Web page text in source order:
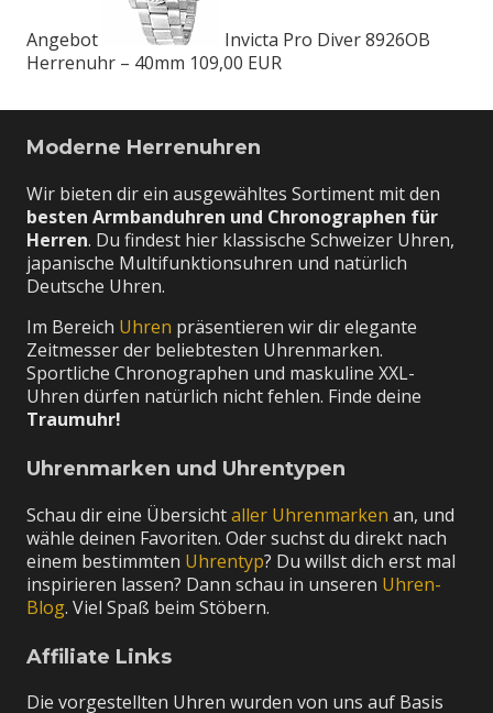
Angebot
Invicta Pro Diver 8926OB
Herrenuhr – 40mm 109,00 EUR
Moderne Herrenuhren
Wir bieten dir ein ausgewähltes Sortiment mit den
besten Armbanduhren und Chronographen für
Herren. Du findest hier klassische Schweizer Uhren,
japanische Multifunktionsuhren und natürlich
Deutsche Uhren.
Im Bereich Uhren präsentieren wir dir elegante
Zeitmesser der beliebtesten Uhrenmarken.
Sportliche Chronographen und maskuline XXL-
Uhren dürfen natürlich nicht fehlen. Finde deine
Traumuhr!
Uhrenmarken und Uhrentypen
Schau dir eine Übersichtaller Uhrenmarken an, und
wähle deinen Favoriten. Oder suchst du direkt nach
einem bestimmten Uhrentyp? Du willst dich erst mal
inspirieren lassen? Dann schau in unseren Uhren-
Blog. Viel Spaß beim Stöbern.
Affiliate Links
Die vorgestellten Uhren wurden von uns auf Basis